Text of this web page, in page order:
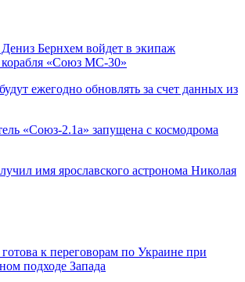
Бернхем войдет в экипаж
корабля «Союз МС-30»
ежегодно обновлять за счет данных из
«Союз-2.1а» запущена с космодрома
имя ярославского астронома Николая
к переговорам по Украине при
подходе Запада